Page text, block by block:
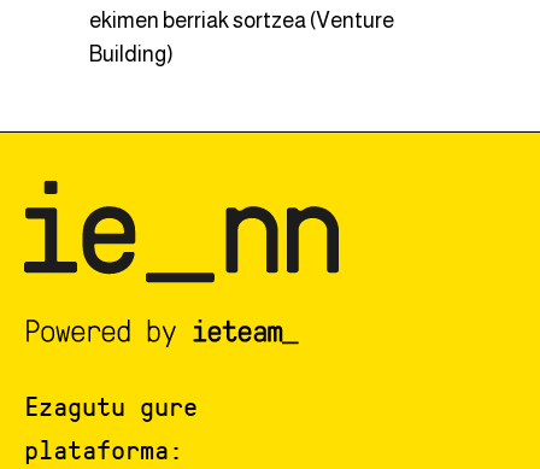
ekimen berriak sortzea (Venture
Building)
Ezagutu gure
plataforma: